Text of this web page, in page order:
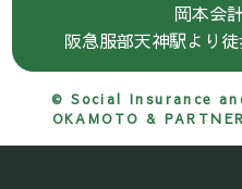
岡本会
阪急服部天神駅よ
© Social Insurance
OKAMOTO &